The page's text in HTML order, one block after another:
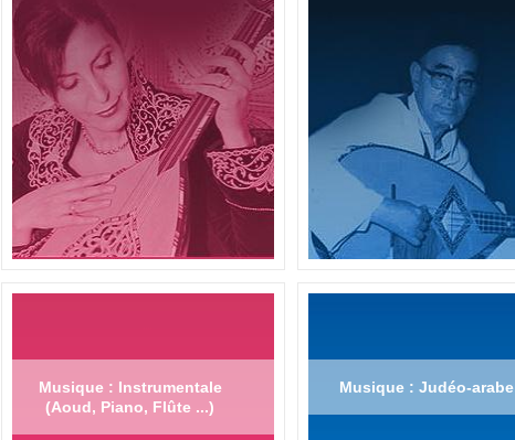
Musique : Instrumentale
(Aoud, Piano, Flûte ...)
Musique : Judéo-arabe